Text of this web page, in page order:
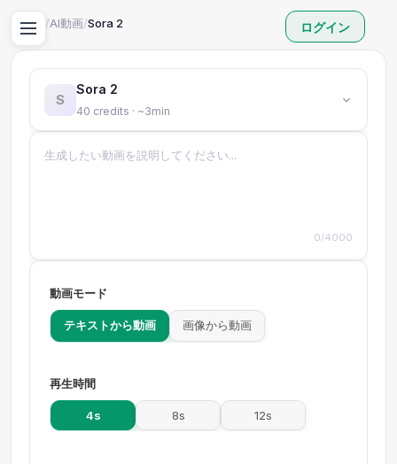
ホーム /AI動画/Sora 2
S
Sora 2
40 credits · ~3min
0/4000
動画モード
テキストから動画 画像から動画
再生時間
4s 8s 12s
ログイン